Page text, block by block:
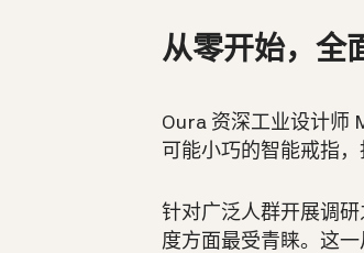
从零开始，全
Oura 资深工业设计师
可能小巧的智能戒指
针对广泛人群开展调
度方面最受青睐。这